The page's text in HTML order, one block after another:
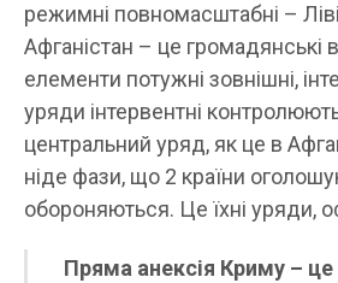
режимні повномасштабні –
Афганістан – це громадянські
елементи потужні зовнішні,
уряди інтервентні
центральний уряд, як це в
ніде фази, що 2 країни
обороняються. Це їхні уряди,
Пряма анексія Криму –